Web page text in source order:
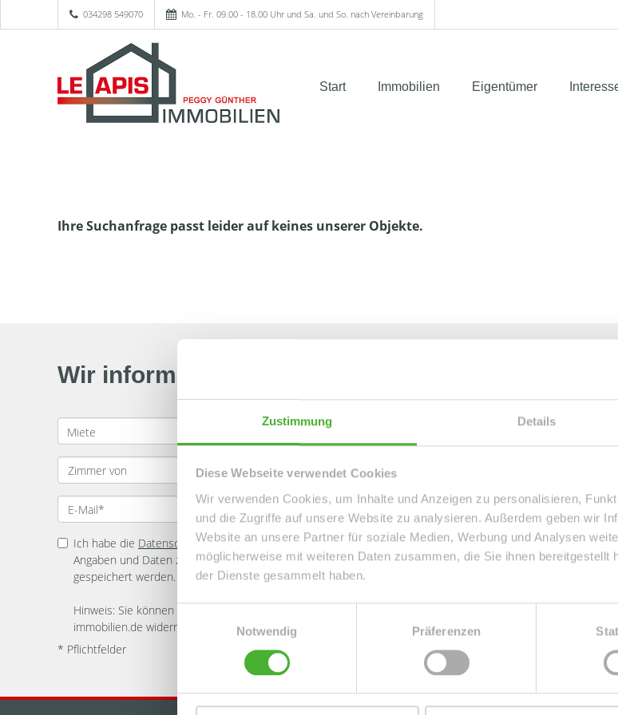
Zustimmung Details
Diese Webseite verwendet Cookies
Wir verwenden Cookies, um Inhalte und Anzeigen zu personalisieren,
und die Zugriffe auf unsere Website zu analysieren. Außerdem geben wir
Website an unsere Partner für soziale Medien, Werbung und Analysen
möglicherweise mit weiteren Daten zusammen, die Sie ihnen bereitgestellt
der Dienste gesammelt haben.
Notwendig
Präferenzen
034298 549070 Mo. - Fr. 09.00 - 18.00 Uhr und Sa. und So. nach Vereinbarung
Start Immobilien Eigentümer
Ihre Suchanfrage passt leider auf keines unserer Objekte.
Wir informieren Sie automatisch über passende
Ich habe die Datenschutzerklärungzur Kenntnis genommen. Ich stimme zu, dass meine
Angaben und Daten zur Beantwortung meiner Anfrage elektronisch erhoben und
gespeichert werden.
Hinweis: Sie können Ihre Einwilligung jederzeit für die Zukunft per E-Mail an info@le-apis-
immobilien.de widerrufen. *
* Pflichtfelder
Kundenbewertungen und Erfahrungen zu
98%
SEHR GUT